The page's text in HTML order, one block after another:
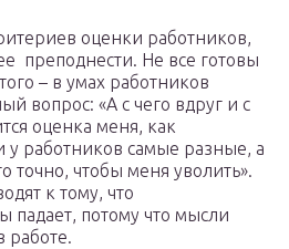
оценки работников,
преподнести. Не все готовы
– в умах работников
вопрос: «А с чего вдруг и с
оценка меня, как
у работников самые разные, а
чтобы меня уволить».
к тому, что
падает, потому что мысли
работе.